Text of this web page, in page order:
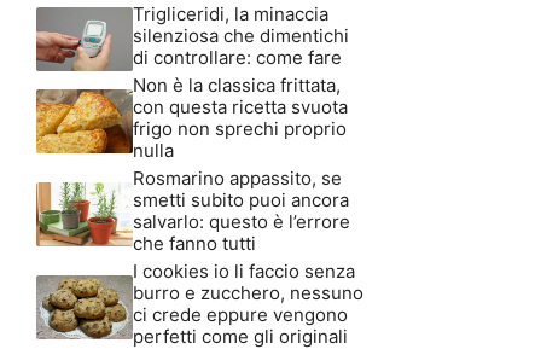
Trigliceridi, la minaccia
silenziosa che dimentichi
di controllare: come fare
Non è la classica frittata,
con questa ricetta svuota
frigo non sprechi proprio
nulla
Rosmarino appassito, se
smetti subito puoi ancora
salvarlo: questo è l’errore
che fanno tutti
I cookies io li faccio senza
burro e zucchero, nessuno
ci crede eppure vengono
perfetti come gli originali